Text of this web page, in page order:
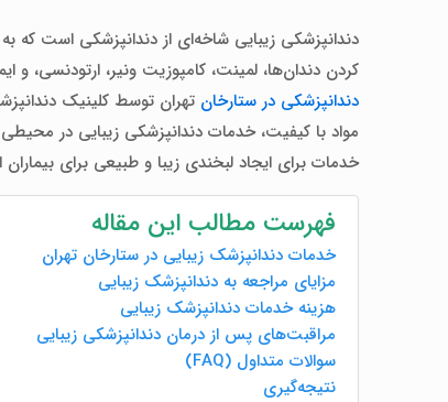
دندانپزشکی زیبایی شاخه‌ای از دندانپزشکی است که
کردن دندان‌ها، لمینت، کامپوزیت ونیر،
دندانپزشکی در ستارخان تهران توسط کلینیک
مواد با کیفیت، خدمات دندانپزشکی زیبایی در
خدمات برای ایجاد لبخندی زیبا و طبیعی برای
فهرست مطالب این مقاله
خدمات دندانپزشک زیبایی در ستارخان تهران
مزایای مراجعه به دندانپزشک زیبایی
هزینه خدمات دندانپزشک زیبایی
مراقبت‌های پس از درمان دندانپزشکی زیبایی
سوالات متداول (FAQ)
نتیجه‌گیری